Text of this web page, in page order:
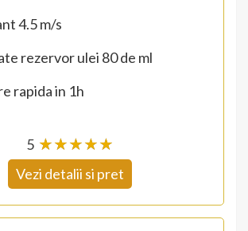
4.5 m/s
rezervor ulei 80 de ml
rapida in 1h
5 ☆☆☆☆☆
★★★★★
Vezi detalii si pret